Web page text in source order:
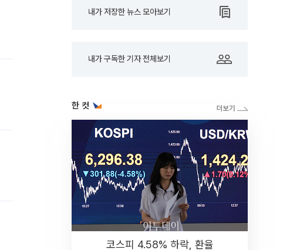
내가 저장한 뉴스 모아보기
내가 구독한 기자 전체보기
한 컷
코스피 4.58% 하락, 환율